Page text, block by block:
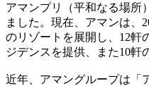
アマンプリ（平和なる場所
ました。現在、アマンは、
のリゾートを展開し、12軒
ジデンスを提供、また10軒
近年、アマングループは「